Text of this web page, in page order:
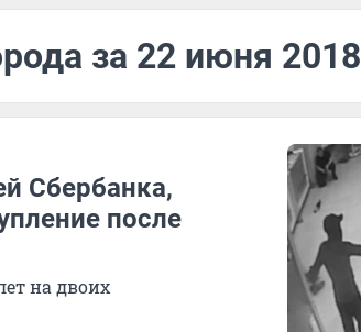
за 22 июня 2018
Сбербанка,
после
на двоих